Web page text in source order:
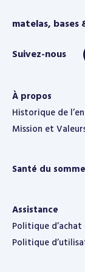
matelas, bases
À propos
Historique de
Mission et
Santé du
Assistance
Politique
Politique